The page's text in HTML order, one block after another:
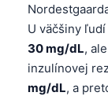
U väčšiny
30 mg/dL,
inzulínovej
mg/dL, a